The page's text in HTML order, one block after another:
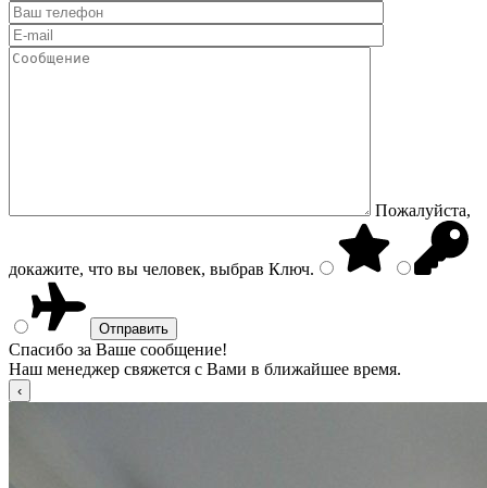
Пожалуйста,
докажите, что вы человек, выбрав Ключ.
Спасибо за Ваше сообщение!
Наш менеджер свяжется с Вами в ближайшее время.